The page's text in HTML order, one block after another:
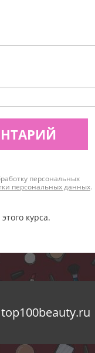
персональных
персональных данных.
курса.